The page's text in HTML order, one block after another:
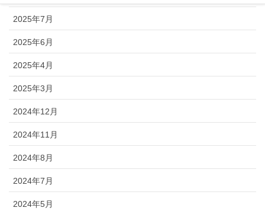
2025年7月
2025年6月
2025年4月
2025年3月
2024年12月
2024年11月
2024年8月
2024年7月
2024年5月